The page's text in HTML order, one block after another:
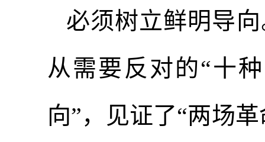
必须树立鲜明导
从需要反对的“十
向”，见证了“两场